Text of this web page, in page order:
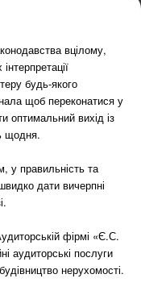
вцілому,
будь-якого
щоб переконатися у
оптимальний вихід із
щодня.
у правильність та
дати вичерпні
фірмі «Є.С.
аудиторські послуги
нерухомості.